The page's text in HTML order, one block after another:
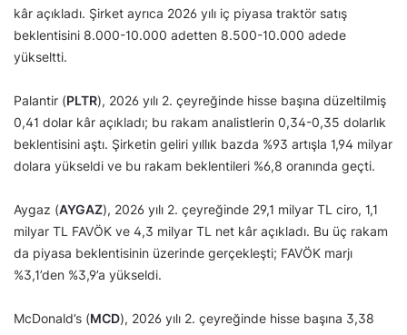
kâr açıkladı. Şirket ayrıca 2026 yılı iç piyasa traktör satış
beklentisini 8.000-10.000 adetten 8.500-10.000 adede
yükseltti.
Palantir (PLTR), 2026 yılı 2. çeyreğinde hisse başına düzeltilmiş
0,41 dolar kâr açıkladı; bu rakam analistlerin 0,34-0,35 dolarlık
beklentisini aştı. Şirketin geliri yıllık bazda %93 artışla 1,94 milyar
dolara yükseldi ve bu rakam beklentileri %6,8 oranında geçti.
Aygaz (AYGAZ), 2026 yılı 2. çeyreğinde 29,1 milyar TL ciro, 1,1
milyar TL FAVÖK ve 4,3 milyar TL net kâr açıkladı. Bu üç rakam
da piyasa beklentisinin üzerinde gerçekleşti; FAVÖK marjı
%3,1’den %3,9’a yükseldi.
McDonald’s (MCD), 2026 yılı 2. çeyreğinde hisse başına 3,38